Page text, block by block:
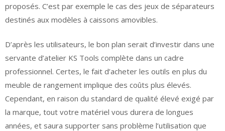
proposés. C’est par exemple le cas des jeux de séparateurs
destinés aux modèles à caissons amovibles.
D’après les utilisateurs, le bon plan serait d’investir dans une
servante d’atelier KS Tools complète dans un cadre
professionnel. Certes, le fait d’acheter les outils en plus du
meuble de rangement implique des coûts plus élevés.
Cependant, en raison du standard de qualité élevé exigé par
la marque, tout votre matériel vous durera de longues
années, et saura supporter sans problème l’utilisation que